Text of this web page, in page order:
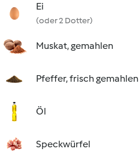
Ei
(oder 2 Dotter)
Muskat, gemahlen
Pfeffer, frisch gemahlen
Öl
Speckwürfel